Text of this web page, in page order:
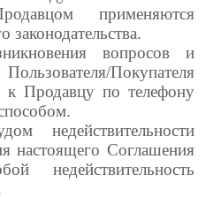
применяются
законодательства.
вопросов и
Покупателя
к Продавцу по телефону
недействительности
настоящего Соглашения
недействительность